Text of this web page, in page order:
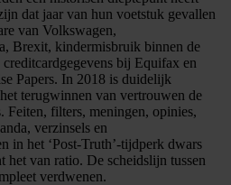
dat jaar van hun voetstuk gevallen
van Volkswagen,
Brexit, kindermisbruik binnen de
bij Equifax en
Papers. In 2018 is duidelijk
terugwinnen van vertrouwen de
Feiten, filters, meningen, opinies,
verzinsels en
in het ‘Post-Truth’-tijdperk dwars
het van ratio. De scheidslijn tussen
verdwenen.